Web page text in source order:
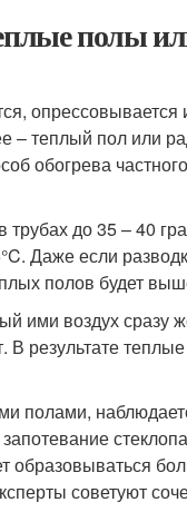
полы
опрессовывается
– теплый пол или
обогрева
до 35 – 40
Даже если
полов будет
ими воздух сразу
В результате
полами,
образовываться
советуют